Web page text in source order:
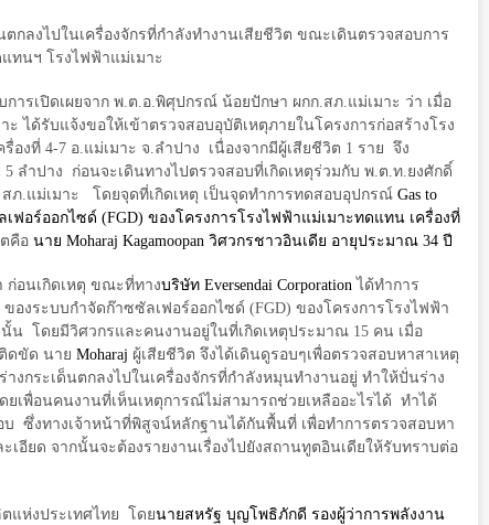
กลงไปในเครื่องจักรที่กำลังทำงานเสียชีวิต ขณะเดินตรวจสอบการ
ทนฯ โรงไฟฟ้าแม่เมาะ
การเปิดเผยจาก พ.ต.อ.พิศุปกรณ์ น้อยปักษา ผกก.สภ.แม่เมาะ ว่า เมื่อ
ะ ได้รับแจ้งขอให้เข้าตรวจสอบอุบัติเหตุภายในโครงการก่อสร้างโรง
รื่องที่ 4-7 อ.แม่เมาะ จ.ลำปาง เนื่องจากมีผู้เสียชีวิต 1 ราย จึง
5 ลำปาง
ก่อนจะเดินทางไปตรวจสอบที่เกิดเหตุร่วมกับ พ.ต.ท.ยงศักดิ์
ภ.แม่เมาะ
โดยจุดที่เกิดเหตุ เป็นจุดทำการทดสอบอุปกรณ์ Gas to
ฟอร์ออกไซด์ (FGD) ของโครงการโรงไฟฟ้าแม่เมาะทดแทน เครื่องที่
คือ นาย Moharaj Kagamoopan วิศวกรชาวอินเดีย อายุประมาณ 34 ปี
ก่อนเกิดเหตุ ขณะที่ทางบริษัท Eversendai Corporation ได้ทำการ
ของระบบกำจัดก๊าซซัลเฟอร์ออกไซด์ (FGD) ของโครงการโรงไฟฟ้า
นั้น โดยมีวิศวกรและคนงานอยู่ในที่เกิดเหตุประมาณ 15 คน เมื่อ
ดขัด นาย Moharaj ผู้เสียชีวิต จึงได้เดินดูรอบๆเพื่อตรวจสอบหาสาเหตุ
งกระเด็นตกลงไปในเครื่องจักรที่กำลังหมุนทำงานอยู่ ทำให้ปั่นร่าง
ยเพื่อนคนงานที่เห็นเหตุการณ์ไม่สามารถช่วยเหลืออะไรได้ ทำได้
บ ซึ่งทางเจ้าหน้าที่พิสูจน์หลักฐานได้กันพื้นที่ เพื่อทำการตรวจสอบหา
เอียด จากนั้นจะต้องรายงานเรื่องไปยังสถานทูตอินเดียให้รับทราบต่อ
แห่งประเทศไทย โดยนายสหรัฐ บุญโพธิภักดี รองผู้ว่าการพลังงาน